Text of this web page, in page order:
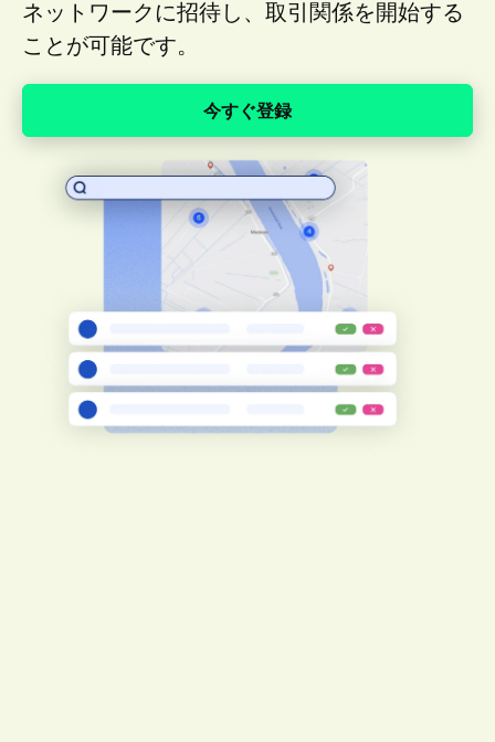
ネットワークに招待し、取引関係を開始する
ことが可能です。
今すぐ登録